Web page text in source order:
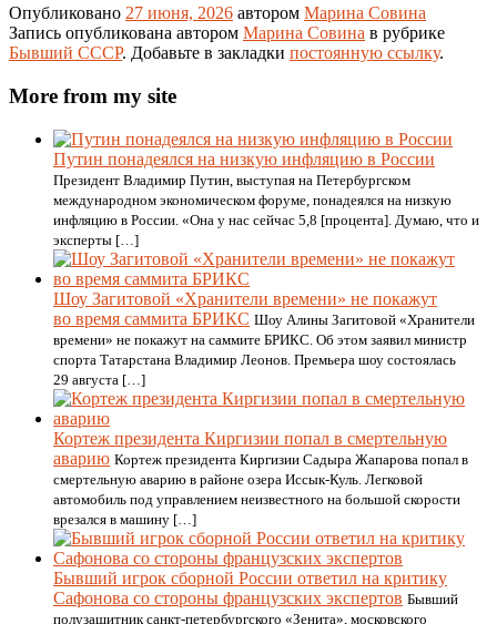
Опубликовано 27 июня, 2026 автором Марина Совина
Запись опубликована автором Марина Совина в рубрике
Бывший СССР. Добавьте в закладки постоянную ссылку.
More from my site
Путин понадеялся на низкую инфляцию в России
Президент Владимир Путин, выступая на Петербургском
международном экономическом форуме, понадеялся на низкую
инфляцию в России. «Она у нас сейчас 5,8 [процента]. Думаю, что и
эксперты […]
Шоу Загитовой «Хранители времени» не покажут
во время саммита БРИКС Шоу Алины Загитовой «Хранители
времени» не покажут на саммите БРИКС. Об этом заявил министр
спорта Татарстана Владимир Леонов. Премьера шоу состоялась
29 августа […]
Кортеж президента Киргизии попал в смертельную
аварию Кортеж президента Киргизии Садыра Жапарова попал в
смертельную аварию в районе озера Иссык-Куль. Легковой
автомобиль под управлением неизвестного на большой скорости
врезался в машину […]
Бывший игрок сборной России ответил на критику
Сафонова со стороны французских экспертов Бывший
полузащитник санкт-петербургского «Зенита», московского